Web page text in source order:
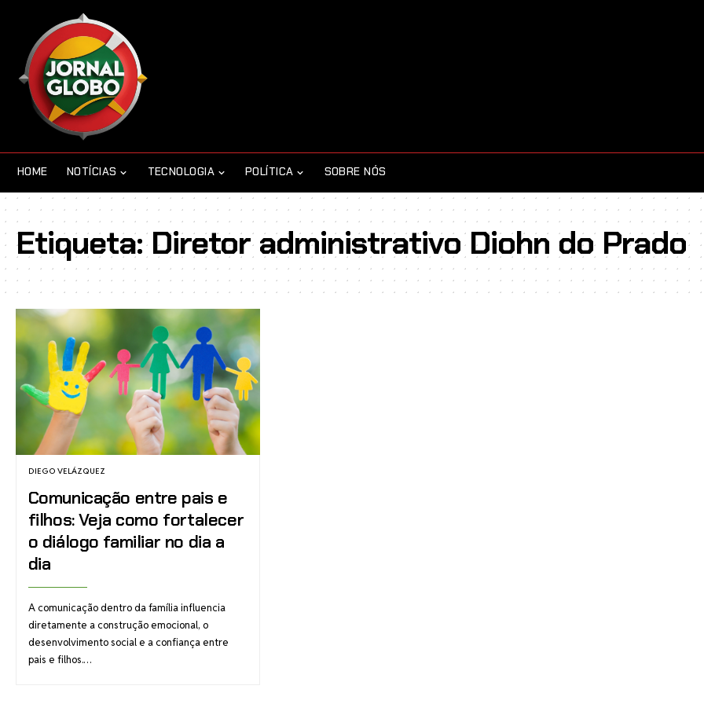
HOME NOTÍCIAS TECNOLOGIA POLÍTICA SOBRE NÓS
Etiqueta:Diretor administrativo Diohn do Prado
DIEGO VELÁZQUEZ
Comunicação entre pais e
filhos: Veja como fortalecer
o diálogo familiar no dia a
dia
A comunicação dentro da família influencia
diretamente a construção emocional, o
desenvolvimento social e a confiança entre
pais e filhos.…